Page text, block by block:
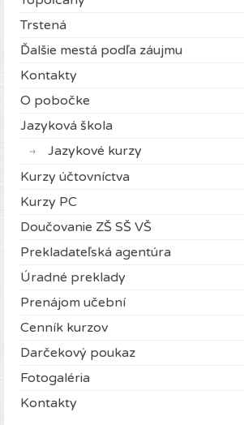
Trstená
Ďalšie mestá podľa záujmu
Kontakty
O pobočke
Jazyková škola
Jazykové kurzy
Kurzy účtovníctva
Kurzy PC
Doučovanie ZŠ SŠ VŠ
Prekladateľská agentúra
Úradné preklady
Prenájom učební
Cenník kurzov
Darčekový poukaz
Fotogaléria
Kontakty